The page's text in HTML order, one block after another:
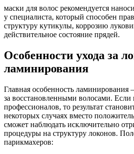
маски для волос рекомендуется
у специалиста, который способен
структуру кутикулы, коррозию
действительное состояние прядей.
Особенности ухода за
ламинирования
Главная особенность ламинирования
за восстановленными волосами. Если
профессионалов, то результат
некоторых случаях вместо
сможет наблюдать исключительно
процедуры на структуру локонов.
парикмахеров: